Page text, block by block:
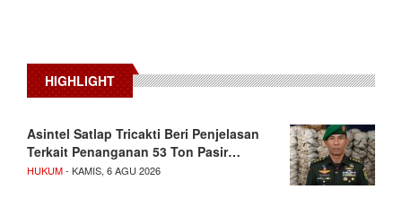
HIGHLIGHT
Asintel Satlap Tricakti Beri Penjelasan
Terkait Penanganan 53 Ton Pasir…
HUKUM- KAMIS, 6 AGU 2026